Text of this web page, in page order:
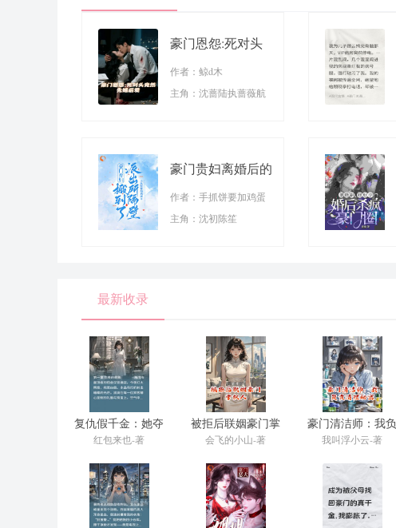
豪门恩怨:死对头
作者：鲸d木
主角：沈蔷陆执蔷薇航
豪门贵妇离婚后的
作者：手抓饼要加鸡蛋
主角：沈初陈笙
最新收录
复仇假千金：她夺
走我的豪门人生
红包来也-著
被拒后联姻豪门掌
权人
会飞的小山-著
豪门清洁师：我负
责清理秘密
我叫浮小云-著